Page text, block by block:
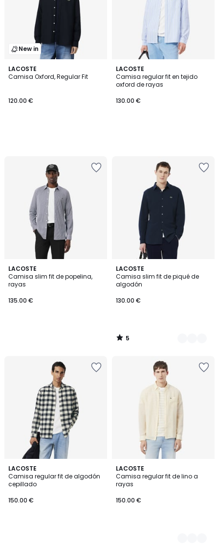
New in
LACOSTE
Camisa Oxford, Regular Fit
€.
120.00 €
LACOSTE
Camisa regular fit en tejido
oxford de rayas
130.00 €
LACOSTE
Camisa slim fit de popelina,
rayas
135.00 €
LACOSTE
Camisa slim fit de piqué de
algodón
130.00 €
5
/
5
2
Colores
5
/
LACOSTE
Camisa regular fit de algodón
cepillado
150.00 €
LACOSTE
Camisa regular fit de lino a
rayas
150.00 €
2
Colores